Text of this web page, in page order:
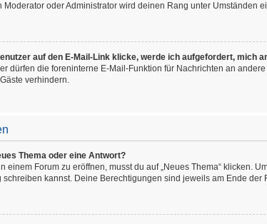
Moderator oder Administrator wird deinen Rang unter Umständen
auf den E-Mail-Link klicke, werde ich aufgefordert, mich
dürfen die foreninterne E-Mail-Funktion für Nachrichten an
verhindern.
Thema oder eine Antwort?
einem Forum zu eröffnen, musst du auf „Neues Thema“ klicken.
kannst. Deine Berechtigungen sind jeweils am Ende der